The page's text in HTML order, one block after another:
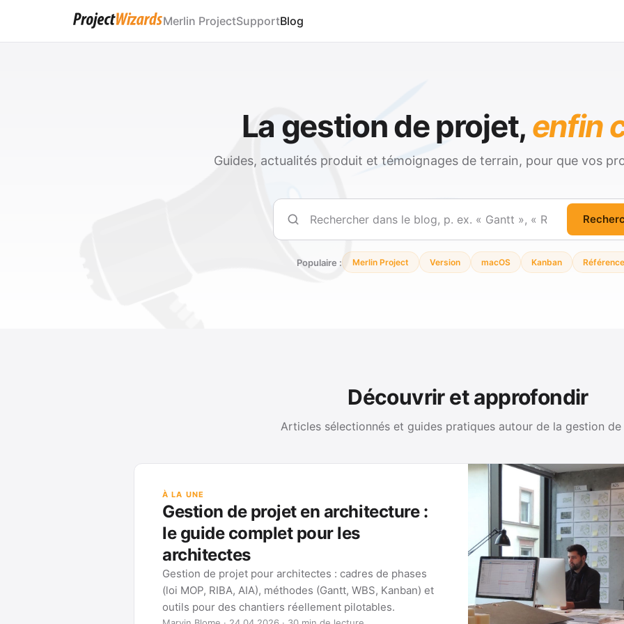
Merlin ProjectSupportBlog
La gestion de projet, enfin
Guides, actualités produit et témoignages de terrain, pour que vos
Rechercher
Populaire : Merlin Project Version macOS Kanban
Découvrir et approfondir
Articles sélectionnés et guides pratiques autour de la gestion
À LA UNE
Gestion de projet en architecture :
le guide complet pour les
architectes
Gestion de projet pour architectes : cadres de phases
(loi MOP, RIBA, AIA), méthodes (Gantt, WBS, Kanban) et
outils pour des chantiers réellement pilotables.